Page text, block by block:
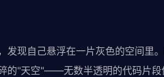
发现自己悬浮在一片灰色的空间里
的"天空"——无数半透明的代码片段